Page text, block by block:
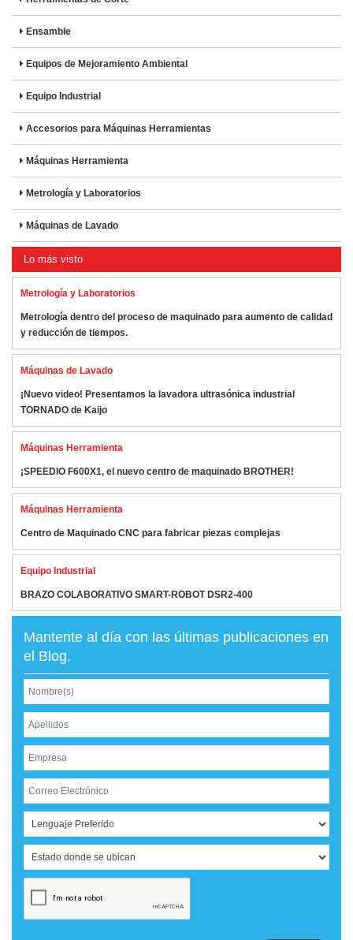
Ensamble
Equipos de Mejoramiento Ambiental
Equipo Industrial
Accesorios para Máquinas Herramientas
Máquinas Herramienta
Metrología y Laboratorios
Máquinas de Lavado
Lo más visto
Metrología y Laboratorios
Metrología dentro del proceso de maquinado para aumento de calidad
y reducción de tiempos.
Máquinas de Lavado
¡Nuevo video! Presentamos la lavadora ultrasónica industrial
TORNADO de Kaijo
Máquinas Herramienta
¡SPEEDIO F600X1, el nuevo centro de maquinado BROTHER!
Máquinas Herramienta
Centro de Maquinado CNC para fabricar piezas complejas
Equipo Industrial
BRAZO COLABORATIVO SMART-ROBOT DSR2-400
Mantente al día con las últimas publicaciones en
el Blog.